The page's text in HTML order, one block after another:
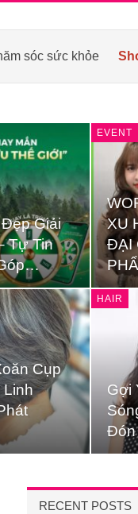
sóc sức khỏe
Đẹp Giải
Tự Tin
EVENT
XU
ĐẠI
Cụp
Linh
HAIR
Gợi
Đón
RECENT POSTS